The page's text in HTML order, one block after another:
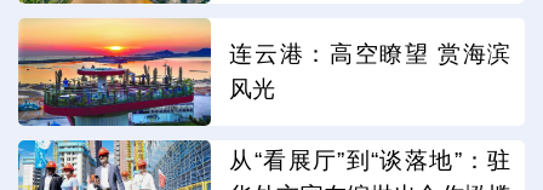
连云港：高空瞭望 赏海滨
风光
从“看展厅”到“谈落地”：驻